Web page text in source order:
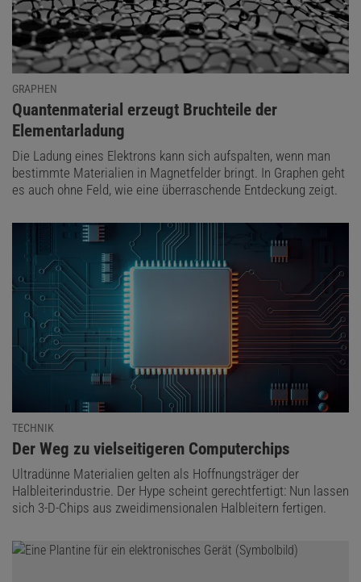
GRAPHEN
:
Quantenmaterial erzeugt Bruchteile der
Elementarladung
Die Ladung eines Elektrons kann sich aufspalten, wenn man
bestimmte Materialien in Magnetfelder bringt. In Graphen geht
es auch ohne Feld, wie eine überraschende Entdeckung zeigt.
TECHNIK
:Der Weg zu vielseitigeren Computerchips
Ultradünne Materialien gelten als Hoffnungsträger der
Halbleiterindustrie. Der Hype scheint gerechtfertigt: Nun lassen
sich 3-D-Chips aus zweidimensionalen Halbleitern fertigen.